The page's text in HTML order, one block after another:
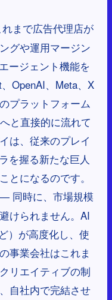
まで広告代理店が
グや運用マージン
ージェント機能を
OpenAI、Meta、X
プラットフォーム
と直接的に流れて
は、従来のプレイ
を握る新たな巨人
とになるのです。
同時に、市場規模
けられません。AI
）が高度化し、使
事業会社はこれま
リエイティブの制
自社内で完結させ